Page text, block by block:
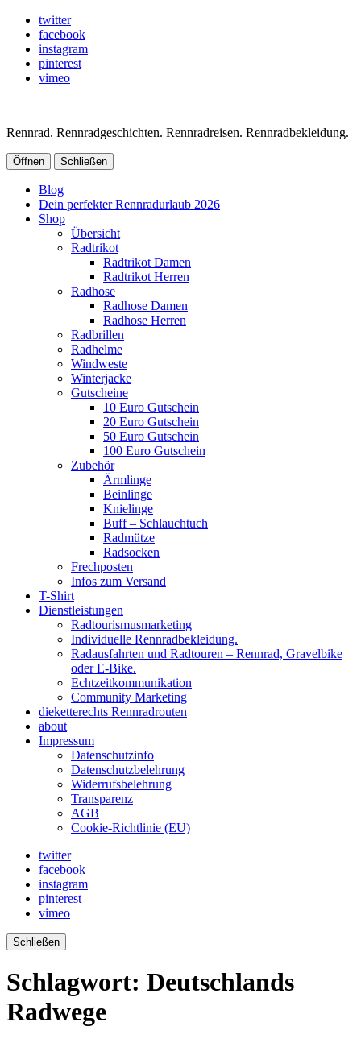
twitter
facebook
instagram
pinterest
vimeo
Rennrad. Rennradgeschichten. Rennradreisen. Rennradbekleidung.
Öffnen Schließen
Blog
Dein perfekter Rennradurlaub 2026
Shop
Übersicht
Radtrikot
Radtrikot Damen
Radtrikot Herren
Radhose
Radhose Damen
Radhose Herren
Radbrillen
Radhelme
Windweste
Winterjacke
Gutscheine
10 Euro Gutschein
20 Euro Gutschein
50 Euro Gutschein
100 Euro Gutschein
Zubehör
Ärmlinge
Beinlinge
Knielinge
Buff – Schlauchtuch
Radmütze
Radsocken
Frechposten
Infos zum Versand
T-Shirt
Dienstleistungen
Radtourismusmarketing
Individuelle Rennradbekleidung.
Radausfahrten und Radtouren – Rennrad, Gravelbike
oder E-Bike.
Echtzeitkommunikation
Community Marketing
dieketterechts Rennradrouten
about
Impressum
Datenschutzinfo
Datenschutzbelehrung
Widerrufsbelehrung
Transparenz
AGB
Cookie-Richtlinie (EU)
twitter
facebook
instagram
pinterest
vimeo
Schließen
Schlagwort: Deutschlands
Radwege